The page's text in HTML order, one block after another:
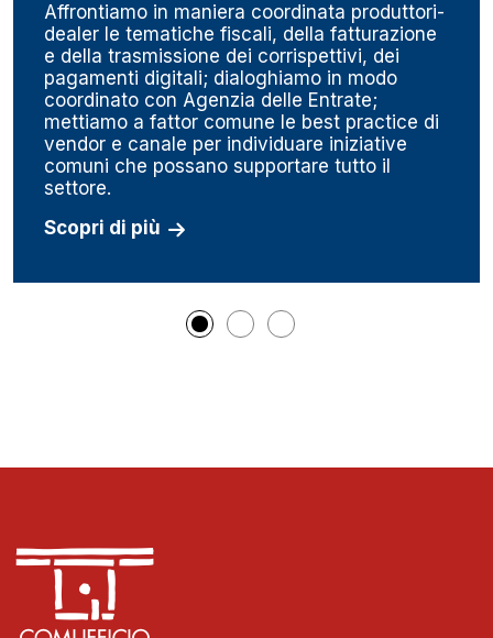
Affrontiamo in maniera coordinata produttori-
dealer le tematiche fiscali, della fatturazione
e della trasmissione dei corrispettivi, dei
pagamenti digitali; dialoghiamo in modo
coordinato con Agenzia delle Entrate;
mettiamo a fattor comune le best practice di
vendor e canale per individuare iniziative
comuni che possano supportare tutto il
settore.
Scopri di più